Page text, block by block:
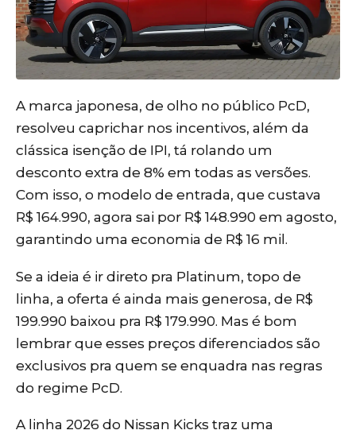
A marca japonesa, de olho no público PcD,
resolveu caprichar nos incentivos, além da
clássica isenção de IPI, tá rolando um
desconto extra de 8% em todas as versões.
Com isso, o modelo de entrada, que custava
R$ 164.990, agora sai por R$ 148.990 em agosto,
garantindo uma economia de R$ 16 mil.
Se a ideia é ir direto pra Platinum, topo de
linha, a oferta é ainda mais generosa, de R$
199.990 baixou pra R$ 179.990. Mas é bom
lembrar que esses preços diferenciados são
exclusivos pra quem se enquadra nas regras
do regime PcD.
A linha 2026 do Nissan Kicks traz uma